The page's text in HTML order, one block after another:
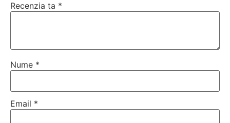
Recenzia ta *
Nume *
Email *